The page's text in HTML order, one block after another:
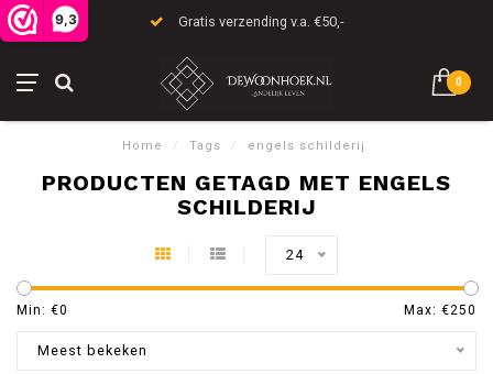
9,3 Gratis verzending v.a. €50,-
0
Home / Tags / engels schilderij
PRODUCTEN GETAGD MET ENGELS
SCHILDERIJ
24
Min: €0 Max: €250
Meest bekeken